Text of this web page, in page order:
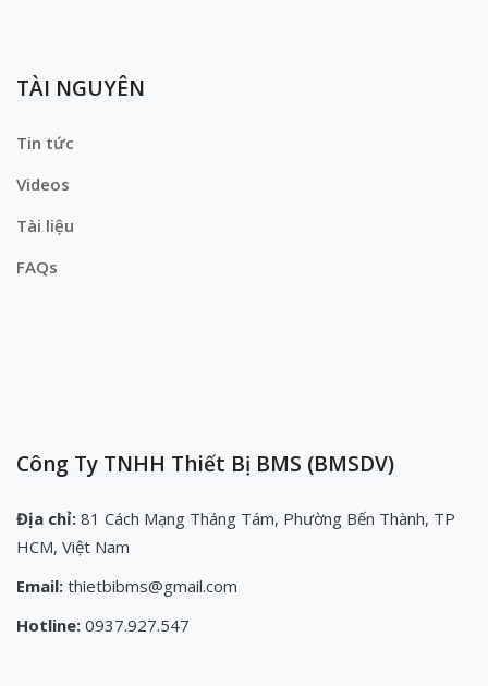
TÀI NGUYÊN
Tin tức
Videos
Tài liệu
FAQs
Công Ty TNHH Thiết Bị BMS (BMSDV)
Địa chỉ: 81 Cách Mạng Tháng Tám, Phường Bến Thành, TP
HCM, Việt Nam
Email: thietbibms@gmail.com
Hotline: 0937.927.547